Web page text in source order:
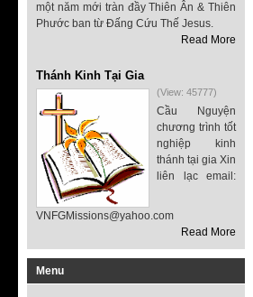
một năm mới tràn đầy Thiên Ân & Thiên
Phước ban từ Đấng Cứu Thế Jesus.
Read More
Thánh Kinh Tại Gia
(View: 45777)
Cầu Nguyện
chương trình tốt
nghiệp kinh
thánh tại gia Xin
liên lạc email:
VNFGMissions@yahoo.com
Read More
Menu